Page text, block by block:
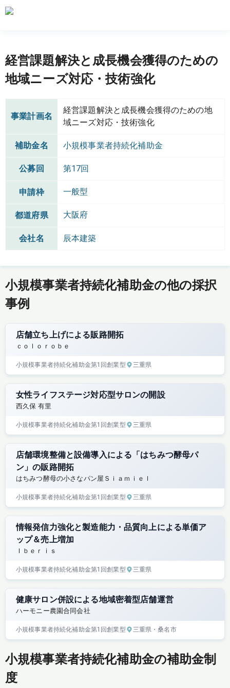
経営課題解決と成長機会獲得のための
地域ニーズ対応・技術強化
事業計画名
経営課題解決と成長機会獲得のための地
域ニーズ対応・技術強化
補助金名 小規模事業者持続化補助金
公募回 第17回
申請枠 一般型
都道府県 大阪府
会社名 辰本建築
小規模事業者持続化補助金の他の採択
事例
店舗立ち上げによる販路開拓
ｃｏｌｏｒｏｂｅ
小規模事業者持続化補助金第1回創業型 三重県
女性ライフステージ対応型サロンの開設
西久保 有里
小規模事業者持続化補助金第1回創業型 三重県
店舗環境整備と設備導入による「はちみつ酵母パ
ン」の販路開拓
はちみつ酵母の小さなパン屋Ｓｉａｍｉｅｌ
小規模事業者持続化補助金第1回創業型 三重県
情報発信力強化と製造能力・品質向上による単価ア
ップ＆売上増加
Ｉｂｅｒｉｓ
小規模事業者持続化補助金第1回創業型 三重県
健康サロン併設による地域密着型店舗運営
ハーモニー農園合同会社
小規模事業者持続化補助金第1回創業型 三重県 ・桑名市
小規模事業者持続化補助金の補助金制
度